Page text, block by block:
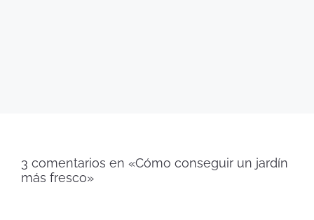
3 comentarios en «Cómo conseguir un jardín
más fresco»